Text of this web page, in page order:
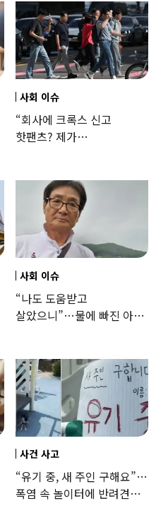
사회 이슈
“회사에 크록스 신고
핫팬츠? 제가
사회 이슈
“나도 도움받고
살았으니”…물에 빠진 아이
사건 사고
“유기 중, 새 주인 구해요”…
폭염 속 놀이터에 반려견